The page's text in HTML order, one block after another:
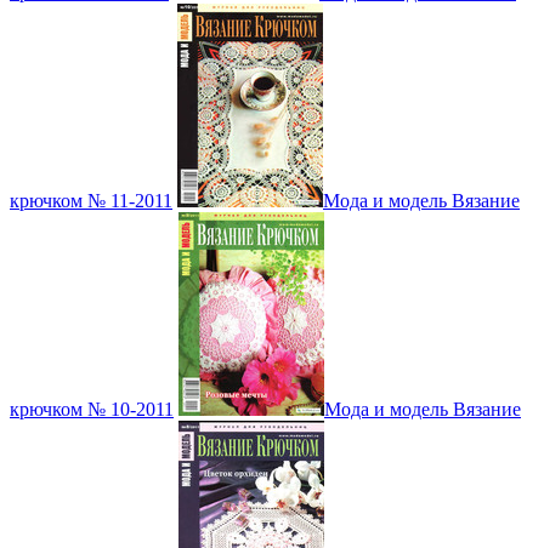
крючком № 11-2011 Мода и модель Вязание
крючком № 10-2011 Мода и модель Вязание